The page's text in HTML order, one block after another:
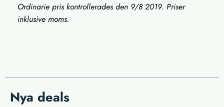
Ordinarie pris kontrollerades den 9/8 2019. Priser
inklusive moms.
Nya deals